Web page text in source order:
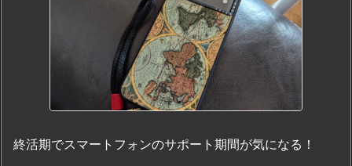
終活期でスマートフォンのサポート期間が気になる！